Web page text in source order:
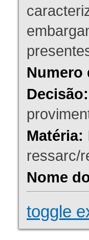
Numero
Decisão:
Matéria:
ressarc/
Nome
toggle